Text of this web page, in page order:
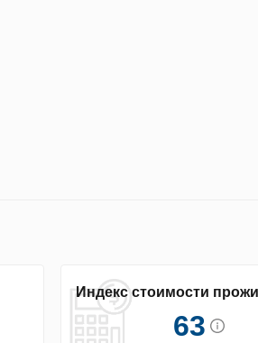
Индекс стоимости
63